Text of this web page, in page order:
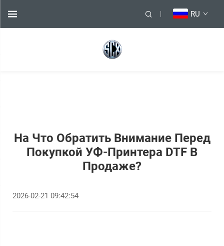
RU
На Что Обратить Внимание Перед
Покупкой УФ-Принтера DTF В
Продаже?
2026-02-21 09:42:54